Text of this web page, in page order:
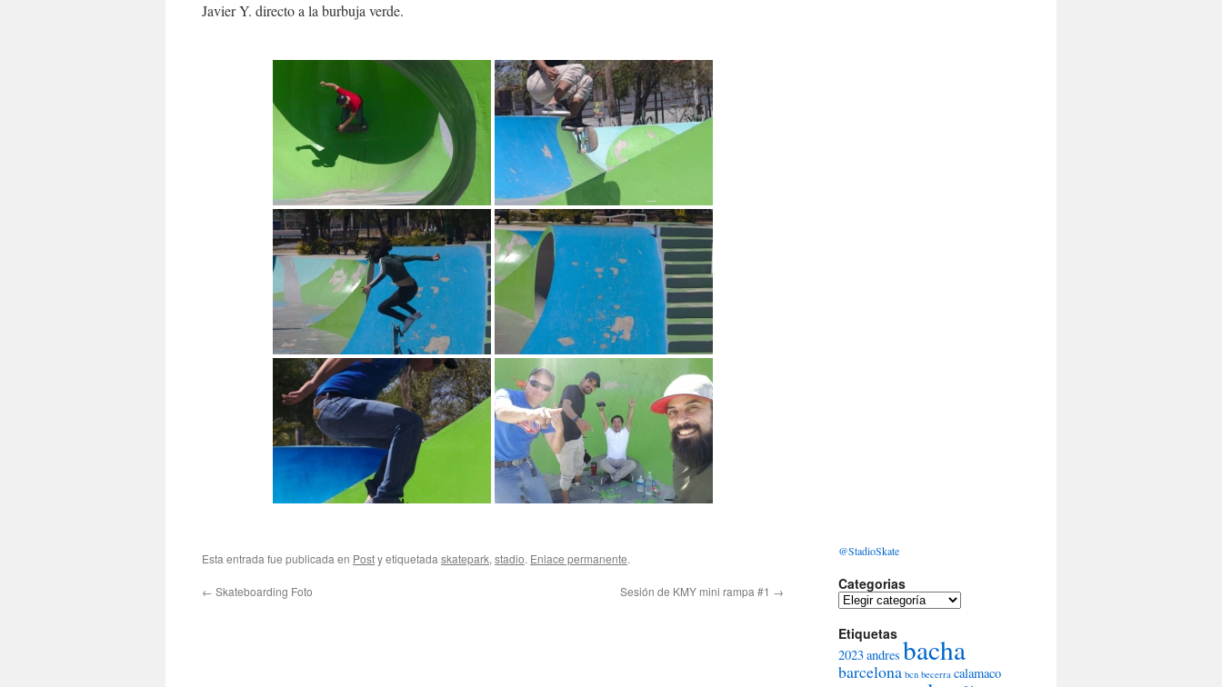
Javier Y. directo a la burbuja verde.
Esta entrada fue publicada en Posty etiquetada skatepark, stadio. Enlace permanente.
← Skateboarding Foto Sesión de KMY mini rampa #1 →
@StadioSkate
Categorias
Categorias
Etiquetas
2023andres bacha
barcelona bcn becerra calamaco